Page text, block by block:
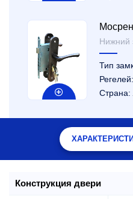
Нижний
Тип
Регелей:
Страна:
Конструкция двери